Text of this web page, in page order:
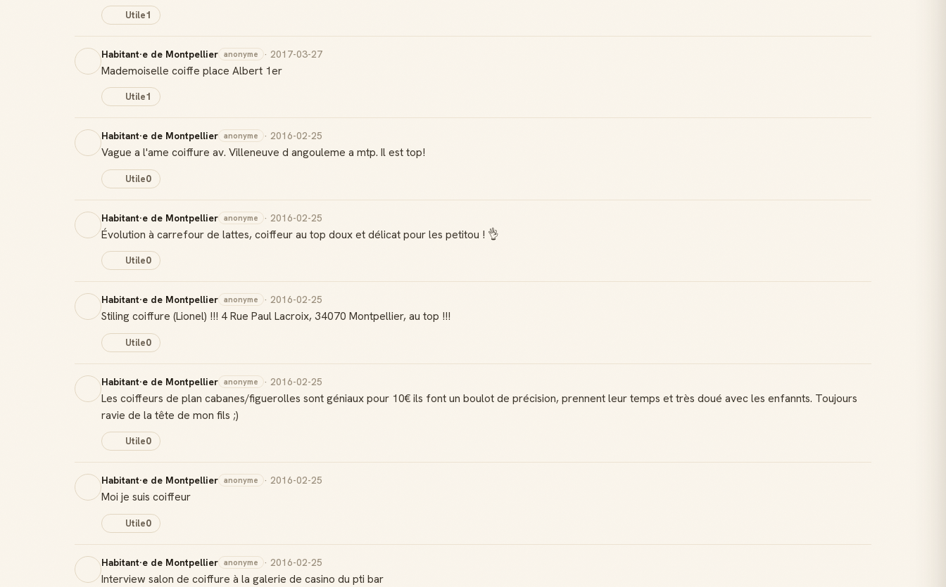
Utile1
Habitant·e de Montpellier anonyme · 2017-03-27
Mademoiselle coiffe place Albert 1er
Utile1
Habitant·e de Montpellier anonyme · 2016-02-25
Vague a l'ame coiffure av. Villeneuve d angouleme a mtp. Il est top!
Utile0
Habitant·e de Montpellier anonyme · 2016-02-25
Évolution à carrefour de lattes, coiffeur au top doux et délicat pour les petitou ! 👌
Utile0
Habitant·e de Montpellier anonyme · 2016-02-25
Stiling coiffure (Lionel) !!! 4 Rue Paul Lacroix, 34070 Montpellier, au top !!!
Utile0
Habitant·e de Montpellier anonyme · 2016-02-25
Les coiffeurs de plan cabanes/figuerolles sont géniaux pour 10€ ils font un boulot de précision, prennent leur temps et très doué avec les enfannts. Toujours
ravie de la tête de mon fils ;)
Utile0
Habitant·e de Montpellier anonyme · 2016-02-25
Moi je suis coiffeur
Utile0
Habitant·e de Montpellier anonyme · 2016-02-25
Interview salon de coiffure à la galerie de casino du pti bar